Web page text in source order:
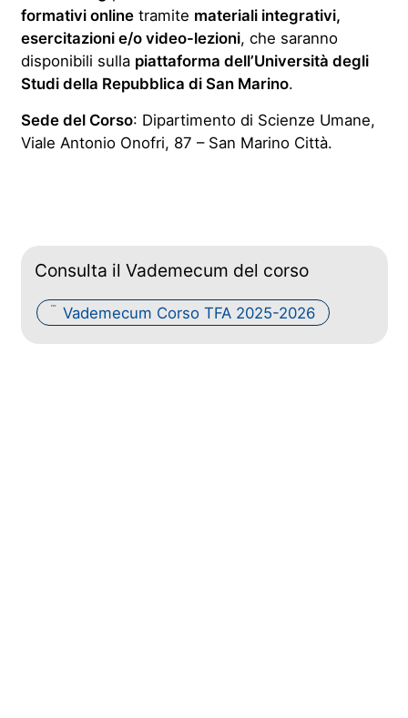
formativi onlinetramite materiali integrativi,
esercitazioni e/o video-lezioni, che saranno
disponibili sulla piattaforma dell’Università degli
Studi della Repubblica di San Marino.
Sede del Corso: Dipartimento di Scienze Umane,
Viale Antonio Onofri, 87 – San Marino Città.
Consulta il Vademecum del corso
PDF Vademecum Corso TFA 2025-2026